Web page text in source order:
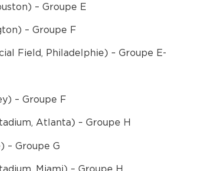
– Groupe E
– Groupe F
Field, Philadelphie) – Groupe E-
– Groupe F
Atlanta) – Groupe H
– Groupe G